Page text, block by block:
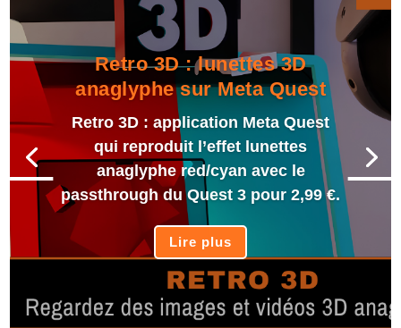
Retro 3D : lunettes 3D
anaglyphe sur Meta Quest
Retro 3D : application Meta Quest
qui reproduit l’effet lunettes
anaglyphe red/cyan avec le
passthrough du Quest 3 pour 2,99 €.
Lire plus